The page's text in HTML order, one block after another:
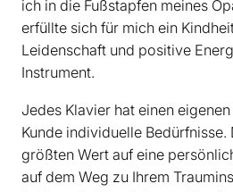
ich in die Fußstapfen meines
erfüllte sich für mich ein
Leidenschaft und positive
Instrument.
Jedes Klavier hat einen
Kunde individuelle
größten Wert auf eine
auf dem Weg zu Ihrem